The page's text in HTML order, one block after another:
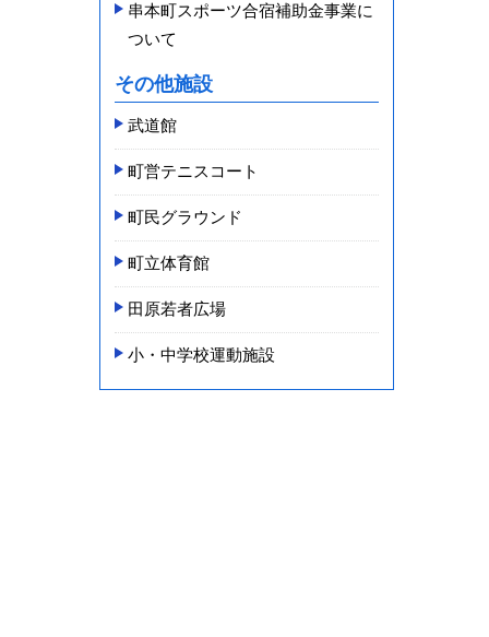
串本町スポーツ合宿補助金事業に
ついて
その他施設
武道館
町営テニスコート
町民グラウンド
町立体育館
田原若者広場
小・中学校運動施設